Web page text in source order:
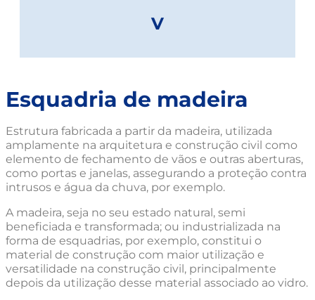
V
Esquadria de madeira
Estrutura fabricada a partir da madeira, utilizada
amplamente na arquitetura e construção civil como
elemento de fechamento de vãos e outras aberturas,
como portas e janelas, assegurando a proteção contra
intrusos e água da chuva, por exemplo.
A madeira, seja no seu estado natural, semi
beneficiada e transformada; ou industrializada na
forma de esquadrias, por exemplo, constitui o
material de construção com maior utilização e
versatilidade na construção civil, principalmente
depois da utilização desse material associado ao vidro.